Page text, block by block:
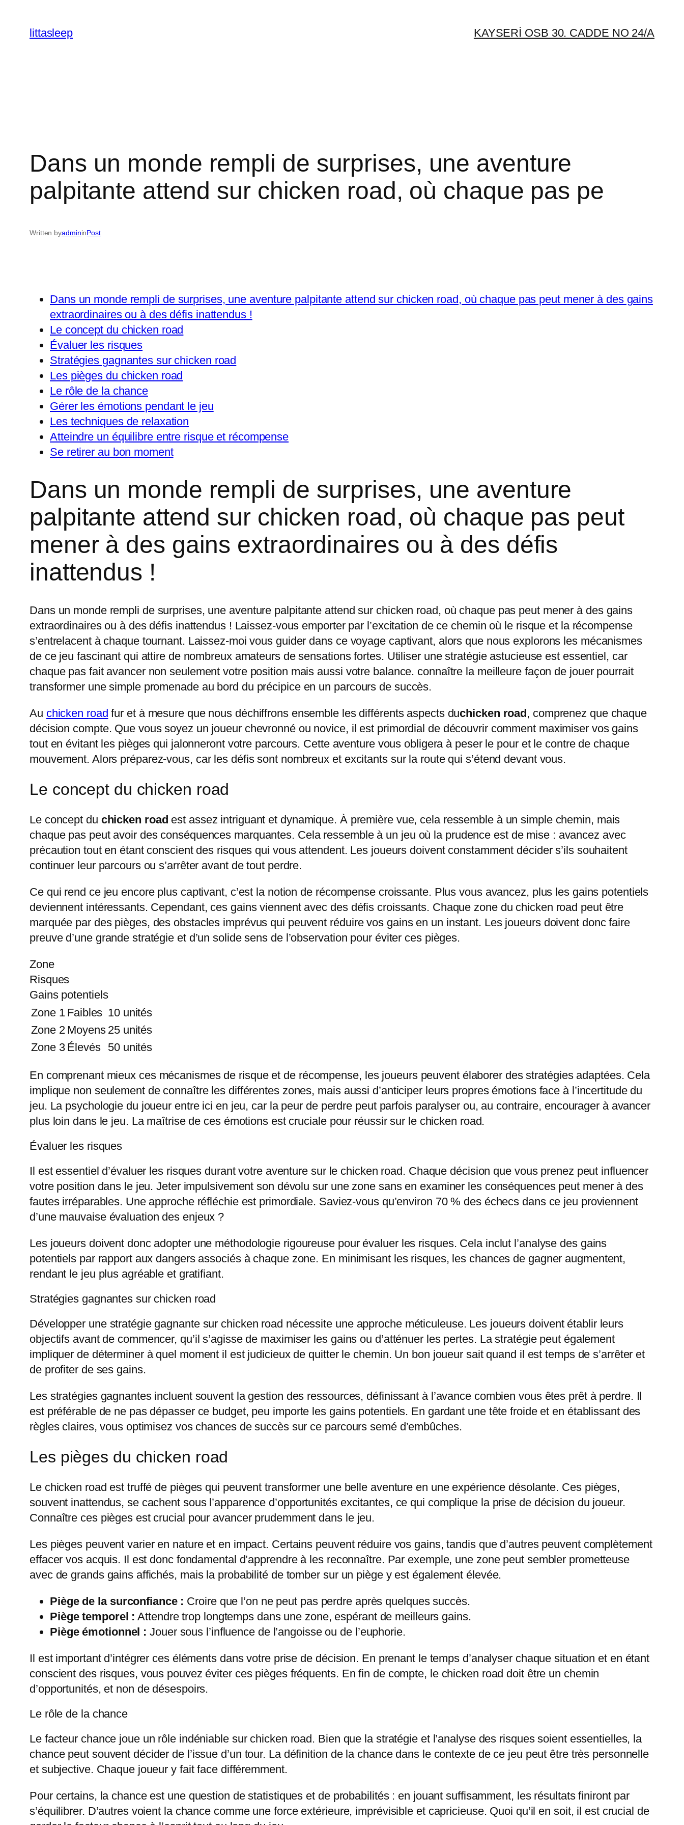
littasleep KAYSERİ OSB 30. CADDE NO 24/A
Dans un monde rempli de surprises, une aventure
palpitante attend sur chicken road, où chaque pas pe
Written byadmininPost
Dans un monde rempli de surprises, une aventure palpitante attend sur chicken road, où chaque pas peut mener à des gains
extraordinaires ou à des défis inattendus !
Le concept du chicken road
Évaluer les risques
Stratégies gagnantes sur chicken road
Les pièges du chicken road
Le rôle de la chance
Gérer les émotions pendant le jeu
Les techniques de relaxation
Atteindre un équilibre entre risque et récompense
Se retirer au bon moment
Dans un monde rempli de surprises, une aventure
palpitante attend sur chicken road, où chaque pas peut
mener à des gains extraordinaires ou à des défis
inattendus !
Dans un monde rempli de surprises, une aventure palpitante attend sur chicken road, où chaque pas peut mener à des gains
extraordinaires ou à des défis inattendus ! Laissez-vous emporter par l’excitation de ce chemin où le risque et la récompense
s’entrelacent à chaque tournant. Laissez-moi vous guider dans ce voyage captivant, alors que nous explorons les mécanismes
de ce jeu fascinant qui attire de nombreux amateurs de sensations fortes. Utiliser une stratégie astucieuse est essentiel, car
chaque pas fait avancer non seulement votre position mais aussi votre balance. connaître la meilleure façon de jouer pourrait
transformer une simple promenade au bord du précipice en un parcours de succès.
Au chicken road fur et à mesure que nous déchiffrons ensemble les différents aspects duchicken road, comprenez que chaque
décision compte. Que vous soyez un joueur chevronné ou novice, il est primordial de découvrir comment maximiser vos gains
tout en évitant les pièges qui jalonneront votre parcours. Cette aventure vous obligera à peser le pour et le contre de chaque
mouvement. Alors préparez-vous, car les défis sont nombreux et excitants sur la route qui s’étend devant vous.
Le concept du chicken road
Le concept du chicken road est assez intriguant et dynamique. À première vue, cela ressemble à un simple chemin, mais
chaque pas peut avoir des conséquences marquantes. Cela ressemble à un jeu où la prudence est de mise : avancez avec
précaution tout en étant conscient des risques qui vous attendent. Les joueurs doivent constamment décider s’ils souhaitent
continuer leur parcours ou s’arrêter avant de tout perdre.
Ce qui rend ce jeu encore plus captivant, c’est la notion de récompense croissante. Plus vous avancez, plus les gains potentiels
deviennent intéressants. Cependant, ces gains viennent avec des défis croissants. Chaque zone du chicken road peut être
marquée par des pièges, des obstacles imprévus qui peuvent réduire vos gains en un instant. Les joueurs doivent donc faire
preuve d’une grande stratégie et d’un solide sens de l’observation pour éviter ces pièges.
Zone
Risques
Gains potentiels
Zone 1 Faibles 10 unités
Zone 2 Moyens 25 unités
Zone 3 Élevés 50 unités
En comprenant mieux ces mécanismes de risque et de récompense, les joueurs peuvent élaborer des stratégies adaptées. Cela
implique non seulement de connaître les différentes zones, mais aussi d’anticiper leurs propres émotions face à l’incertitude du
jeu. La psychologie du joueur entre ici en jeu, car la peur de perdre peut parfois paralyser ou, au contraire, encourager à avancer
plus loin dans le jeu. La maîtrise de ces émotions est cruciale pour réussir sur le chicken road.
Évaluer les risques
Il est essentiel d’évaluer les risques durant votre aventure sur le chicken road. Chaque décision que vous prenez peut influencer
votre position dans le jeu. Jeter impulsivement son dévolu sur une zone sans en examiner les conséquences peut mener à des
fautes irréparables. Une approche réfléchie est primordiale. Saviez-vous qu’environ 70 % des échecs dans ce jeu proviennent
d’une mauvaise évaluation des enjeux ?
Les joueurs doivent donc adopter une méthodologie rigoureuse pour évaluer les risques. Cela inclut l’analyse des gains
potentiels par rapport aux dangers associés à chaque zone. En minimisant les risques, les chances de gagner augmentent,
rendant le jeu plus agréable et gratifiant.
Stratégies gagnantes sur chicken road
Développer une stratégie gagnante sur chicken road nécessite une approche méticuleuse. Les joueurs doivent établir leurs
objectifs avant de commencer, qu’il s’agisse de maximiser les gains ou d’atténuer les pertes. La stratégie peut également
impliquer de déterminer à quel moment il est judicieux de quitter le chemin. Un bon joueur sait quand il est temps de s’arrêter et
de profiter de ses gains.
Les stratégies gagnantes incluent souvent la gestion des ressources, définissant à l’avance combien vous êtes prêt à perdre. Il
est préférable de ne pas dépasser ce budget, peu importe les gains potentiels. En gardant une tête froide et en établissant des
règles claires, vous optimisez vos chances de succès sur ce parcours semé d’embûches.
Les pièges du chicken road
Le chicken road est truffé de pièges qui peuvent transformer une belle aventure en une expérience désolante. Ces pièges,
souvent inattendus, se cachent sous l’apparence d’opportunités excitantes, ce qui complique la prise de décision du joueur.
Connaître ces pièges est crucial pour avancer prudemment dans le jeu.
Les pièges peuvent varier en nature et en impact. Certains peuvent réduire vos gains, tandis que d’autres peuvent complètement
effacer vos acquis. Il est donc fondamental d’apprendre à les reconnaître. Par exemple, une zone peut sembler prometteuse
avec de grands gains affichés, mais la probabilité de tomber sur un piège y est également élevée.
Piège de la surconfiance : Croire que l’on ne peut pas perdre après quelques succès.
Piège temporel : Attendre trop longtemps dans une zone, espérant de meilleurs gains.
Piège émotionnel : Jouer sous l’influence de l’angoisse ou de l’euphorie.
Il est important d’intégrer ces éléments dans votre prise de décision. En prenant le temps d’analyser chaque situation et en étant
conscient des risques, vous pouvez éviter ces pièges fréquents. En fin de compte, le chicken road doit être un chemin
d’opportunités, et non de désespoirs.
Le rôle de la chance
Le facteur chance joue un rôle indéniable sur chicken road. Bien que la stratégie et l’analyse des risques soient essentielles, la
chance peut souvent décider de l’issue d’un tour. La définition de la chance dans le contexte de ce jeu peut être très personnelle
et subjective. Chaque joueur y fait face différemment.
Pour certains, la chance est une question de statistiques et de probabilités : en jouant suffisamment, les résultats finiront par
s’équilibrer. D’autres voient la chance comme une force extérieure, imprévisible et capricieuse. Quoi qu’il en soit, il est crucial de